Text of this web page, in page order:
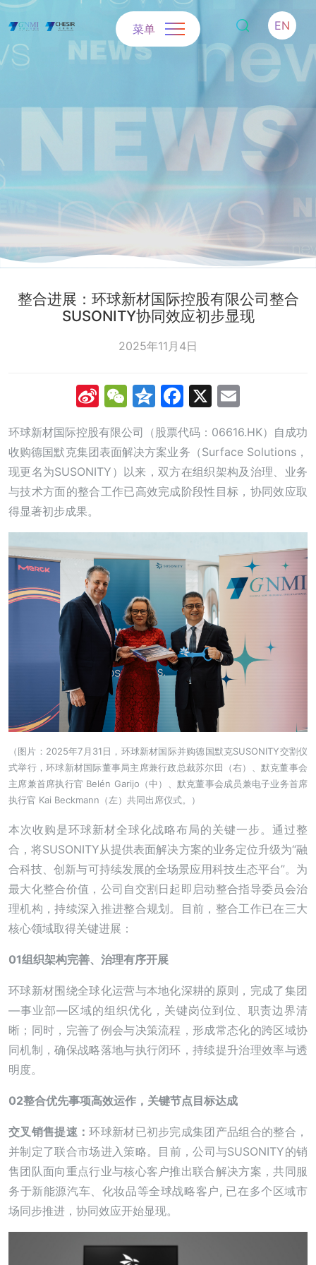
EN
菜单
整合进展：环球新材国际控股有限公司整合
SUSONITY协同效应初步显现
2025年11月4日
SinaWeChat
Qzone
Facebook
X
环球新材国际控股有限公司（股票代码：06616.HK）自成功
收购德国默克集团表面解决方案业务（Surface Solutions，
现更名为SUSONITY）以来，双方在组织架构及治理、业务
与技术方面的整合工作已高效完成阶段性目标，协同效应取
得显著初步成果。
（图片：2025年7月31日，环球新材国际并购德国默克SUSONITY交割仪
式举行，环球新材国际董事局主席兼行政总裁苏尔田（右）、默克董事会
主席兼首席执行官 Belén Garijo（中）、默克董事会成员兼电子业务首席
执行官 Kai Beckmann（左）共同出席仪式。）
本次收购是环球新材全球化战略布局的关键一步。通过整
合，将SUSONITY从提供表面解决方案的业务定位升级为“融
合科技、创新与可持续发展的全场景应用科技生态平台”。为
最大化整合价值，公司自交割日起即启动整合指导委员会治
理机构，持续深入推进整合规划。目前，整合工作已在三大
核心领域取得关键进展：
01组织架构完善、治理有序开展
环球新材围绕全球化运营与本地化深耕的原则，完成了集团
—事业部—区域的组织优化，关键岗位到位、职责边界清
晰；同时，完善了例会与决策流程，形成常态化的跨区域协
同机制，确保战略落地与执行闭环，持续提升治理效率与透
明度。
02整合优先事项高效运作，关键节点目标达成
交叉销售提速：环球新材已初步完成集团产品组合的整合，
并制定了联合市场进入策略。目前，公司与SUSONITY的销
售团队面向重点行业与核心客户推出联合解决方案，共同服
务于新能源汽车、化妆品等全球战略客户, 已在多个区域市
场同步推进，协同效应开始显现。